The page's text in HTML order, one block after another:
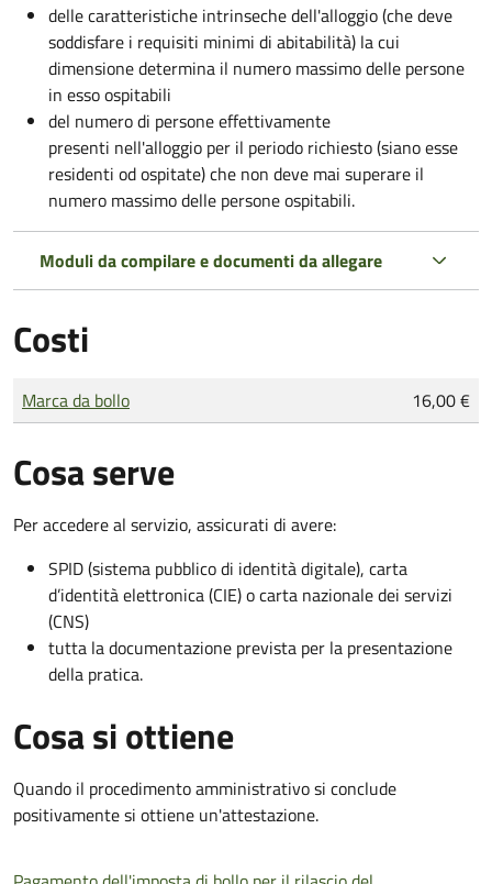
delle caratteristiche intrinseche dell'alloggio (che deve
soddisfare i requisiti minimi di abitabilità) la cui
dimensione determina il numero massimo delle persone
in esso ospitabili
del numero di persone effettivamente
presenti nell'alloggio per il periodo richiesto (siano esse
residenti od ospitate) che non deve mai superare il
numero massimo delle persone ospitabili.
Moduli da compilare e documenti da allegare
Costi
Tipo di pagamento
Importo
Marca da bollo 16,00 €
Cosa serve
Per accedere al servizio, assicurati di avere:
SPID (sistema pubblico di identità digitale), carta
d’identità elettronica (CIE) o carta nazionale dei servizi
(CNS)
tutta la documentazione prevista per la presentazione
della pratica.
Cosa si ottiene
Quando il procedimento amministrativo si conclude
positivamente si ottiene un'attestazione.